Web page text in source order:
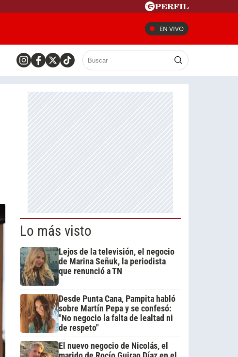
EN VIVO
Lo más visto
Lejos de la televisión, el negocio
de Marina Señuk, la periodista
que renunció a TN
Desde Punta Cana, Pampita habló
sobre Martín Pepa y se confesó:
"No negocio la falta de lealtad ni
de respeto"
El nuevo negocio de Nicolás, el